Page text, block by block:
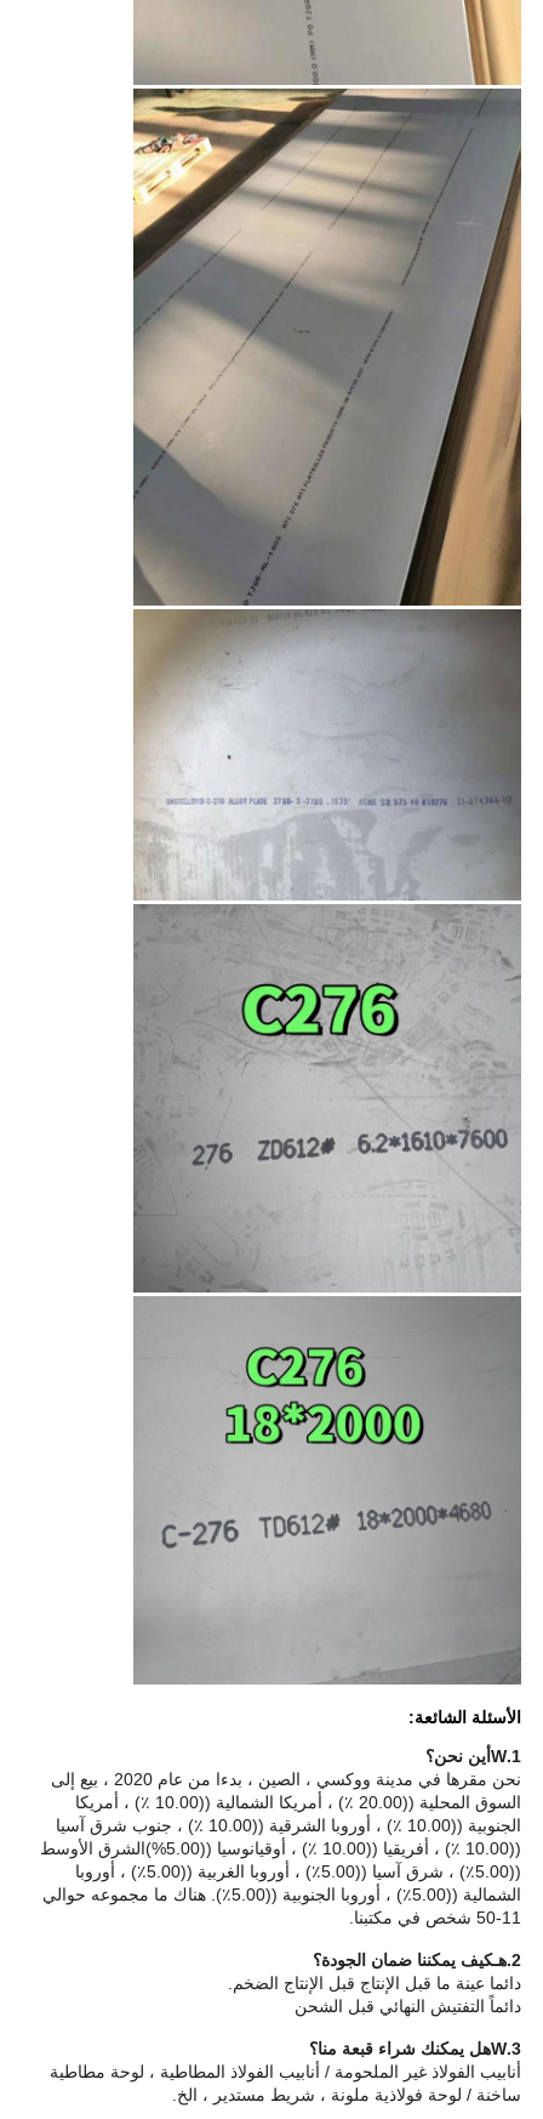
الأسئلة الشائعة:
1.
Wأين نحن؟
نحن مقرها في مدينة ووكسي ، الصين ، بدءا من عام 2020 ، بيع إلى
السوق المحلية ((20.00 ٪) ، أمريكا الشمالية ((10.00 ٪) ، أمريكا
الجنوبية ((10.00 ٪) ، أوروبا الشرقية ((10.00 ٪) ، جنوب شرق آسيا
((10.00 ٪) ، أفريقيا ((10.00 ٪) ، أوقيانوسيا ((5.00%)الشرق الأوسط
((5.00٪) ، شرق آسيا ((5.00٪) ، أوروبا الغربية ((5.00٪) ، أوروبا
الشمالية ((5.00٪) ، أوروبا الجنوبية ((5.00٪). هناك ما مجموعه حوالي
11-50 شخص في مكتبنا.
2. هـكيف يمكننا ضمان الجودة؟
دائما عينة ما قبل الإنتاج قبل الإنتاج الضخم.
دائماً التفتيش النهائي قبل الشحن
3.
Wهل يمكنك شراء قبعة منا؟
أنابيب الفولاذ غير الملحومة / أنابيب الفولاذ المطاطية ، لوحة مطاطية
ساخنة / لوحة فولاذية ملونة ، شريط مستدير ، الخ.